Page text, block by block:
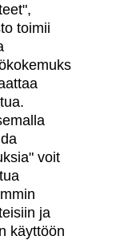
toimii
voit
ja
käyttöön